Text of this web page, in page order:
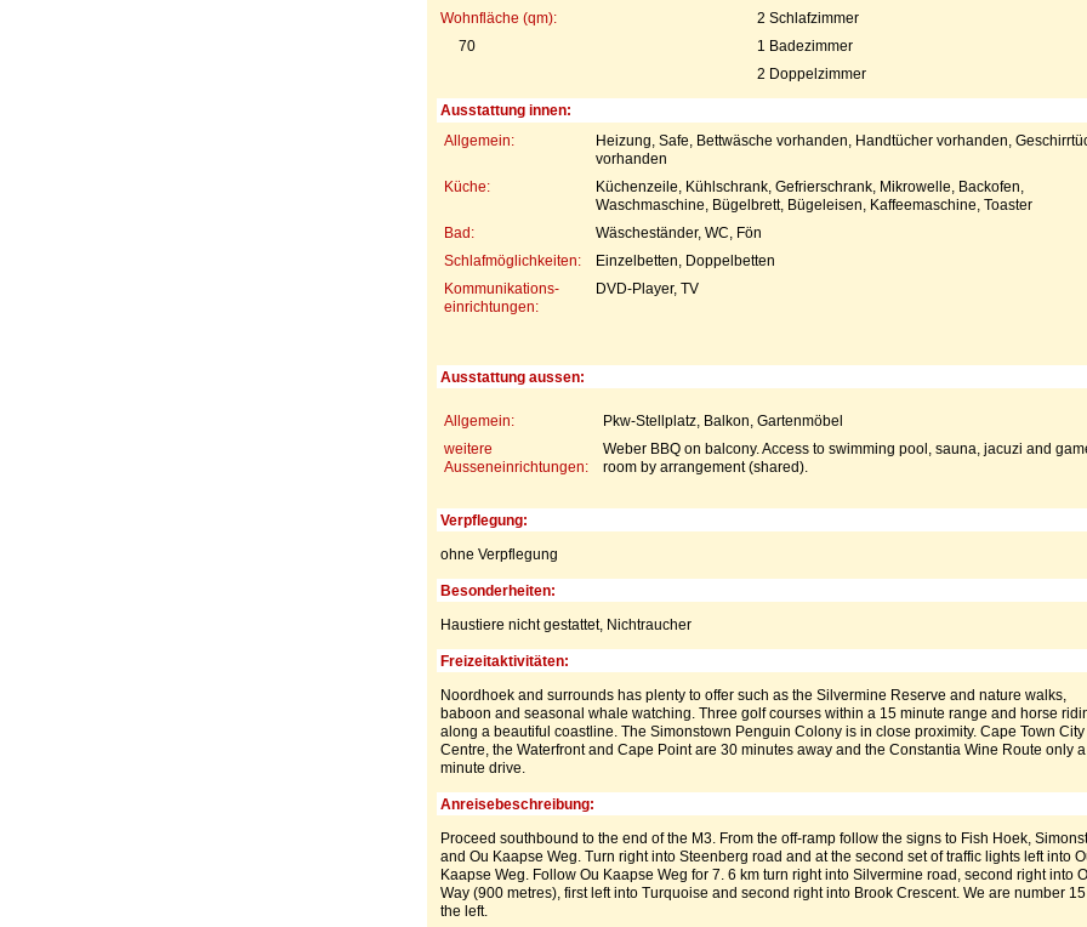
Wohnfläche (qm):
70
2 Schlafzimmer
1 Badezimmer
2 Doppelzimmer
Ausstattung innen:
Allgemein:
Heizung, Safe, Bettwäsche vorhanden, Handtücher vorhanden,
vorhanden
Küche:
Küchenzeile, Kühlschrank, Gefrierschrank, Mikrowelle, Backofen,
Waschmaschine, Bügelbrett, Bügeleisen, Kaffeemaschine, Toaster
Bad:
Wäscheständer, WC, Fön
Schlafmöglichkeiten:
Einzelbetten, Doppelbetten
Kommunikations-
einrichtungen:
DVD-Player, TV
Ausstattung aussen:
Allgemein:
Pkw-Stellplatz, Balkon, Gartenmöbel
weitere
Ausseneinrichtungen:
Weber BBQ on balcony. Access to swimming pool, sauna, jacuzi and
room by arrangement (shared).
Verpflegung:
ohne Verpflegung
Besonderheiten:
Haustiere nicht gestattet, Nichtraucher
Freizeitaktivitäten:
Noordhoek and surrounds has plenty to offer such as the Silvermine Reserve and nature walks,
baboon and seasonal whale watching. Three golf courses within a 15 minute range and horse
along a beautiful coastline. The Simonstown Penguin Colony is in close proximity. Cape Town City
Centre, the Waterfront and Cape Point are 30 minutes away and the Constantia Wine Route only
minute drive.
Anreisebeschreibung:
Proceed southbound to the end of the M3. From the off-ramp follow the signs to Fish Hoek,
and Ou Kaapse Weg. Turn right into Steenberg road and at the second set of traffic lights left into
Kaapse Weg. Follow Ou Kaapse Weg for 7. 6 km turn right into Silvermine road, second right into
Way (900 metres), first left into Turquoise and second right into Brook Crescent. We are number
the left.